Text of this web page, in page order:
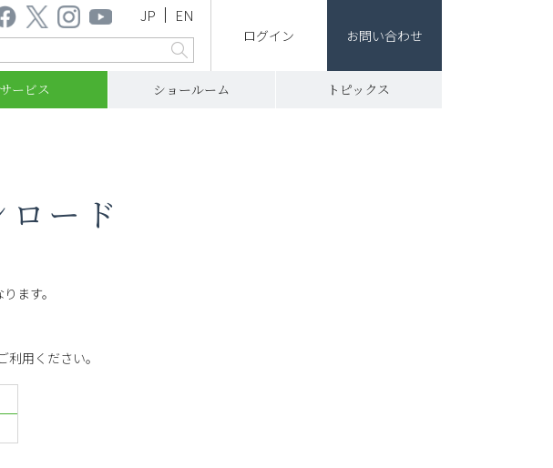
ログイン お問い合わせ
JP EN
サービス ショールーム トピックス
ード
ます。
用ください。